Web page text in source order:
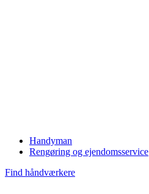
Handyman
Rengøring og ejendomsservice
Find håndværkere